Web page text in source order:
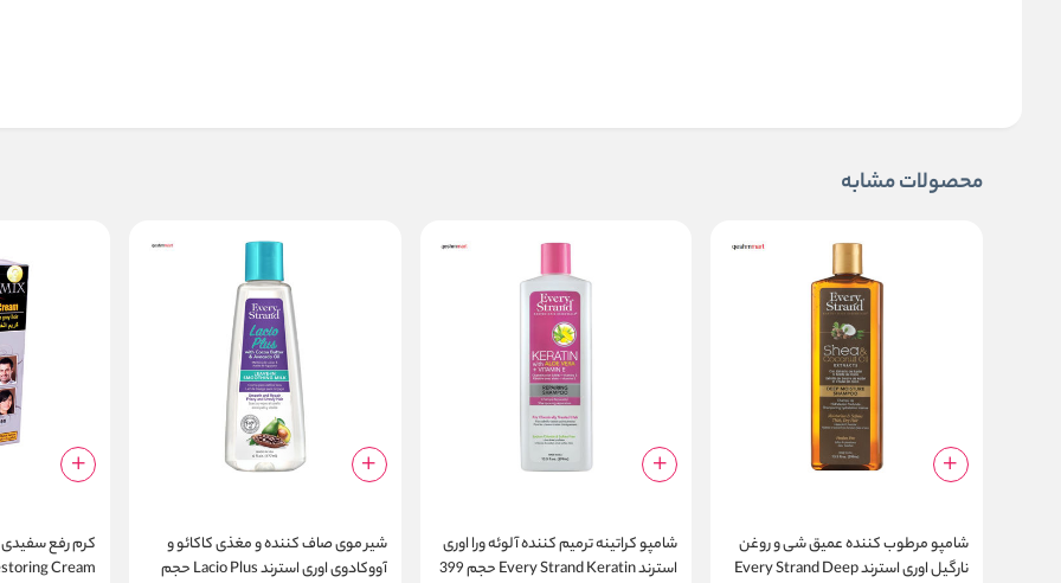
محصولات مشابه
شامپو مرطوب کننده عمیق شی و روغن
نارگیل اوری استرند Every Strand Deep
شامپو کراتینه ترمیم کننده آلوئه ورا اوری
استرند Every Strand Keratin حجم 399
شیر موی صاف کننده و مغذی کاکائو و
آووکادوی اوری استرند Lacio Plus حجم
کرم رفع
Cream